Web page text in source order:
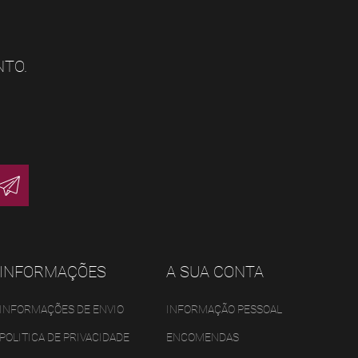
INFORMAÇÕES
INFORMAÇÕES DE ENVIO
POLITICA DE PRIVACIDADE
A SUA CONTA
INFORMAÇÃO PESSOAL
ENCOMENDAS